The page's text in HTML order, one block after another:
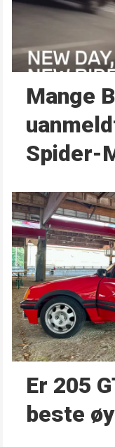
Mange
Spider-
Er 205
beste